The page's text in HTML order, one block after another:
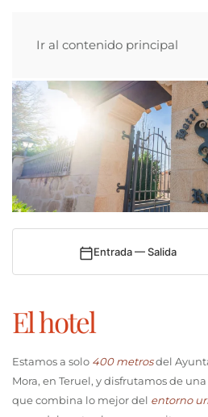
Ir al contenido principal
Entrada — Salida
El hotel
Estamos a solo 400 metrosdel
Mora, en Teruel, y disfrutamos de
que combina lo mejor del entorno